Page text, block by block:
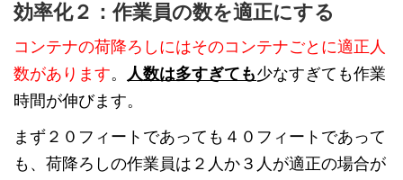
効率化２：作業員の数を適正にする
コンテナの荷降ろしにはそのコンテナごとに適正人
数があります。 人数は多すぎても少なすぎても作業
時間が伸びます。
まず２０フィートであっても４０フィートであって
も、荷降ろしの作業員は２人か３人が適正の場合が